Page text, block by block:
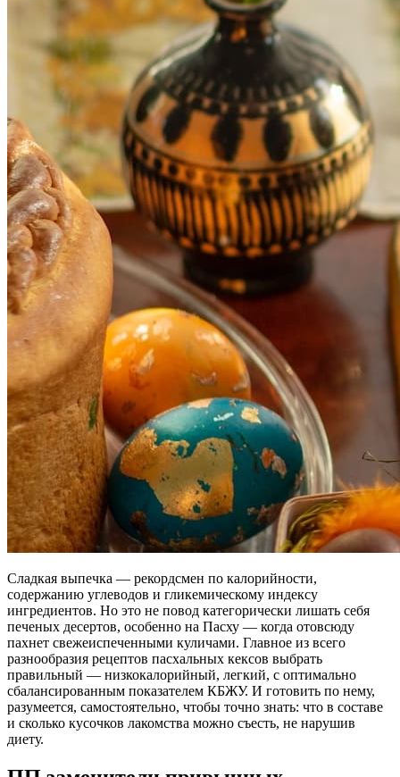
Сладкая выпечка — рекордсмен по калорийности,
содержанию углеводов и гликемическому индексу
ингредиентов. Но это не повод категорически лишать себя
печеных десертов, особенно на Пасху — когда отовсюду
пахнет свежеиспеченными куличами. Главное из всего
разнообразия рецептов пасхальных кексов выбрать
правильный — низкокалорийный, легкий, с оптимально
сбалансированным показателем КБЖУ. И готовить по нему,
разумеется, самостоятельно, чтобы точно знать: что в составе
и сколько кусочков лакомства можно съесть, не нарушив
диету.